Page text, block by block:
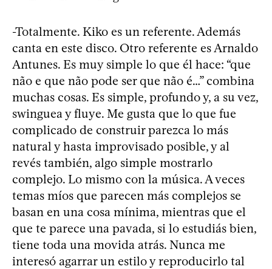
-Totalmente. Kiko es un referente. Además
canta en este disco. Otro referente es Arnaldo
Antunes. Es muy simple lo que él hace: “que
não e que não pode ser que não é…” combina
muchas cosas. Es simple, profundo y, a su vez,
swinguea y fluye. Me gusta que lo que fue
complicado de construir parezca lo más
natural y hasta improvisado posible, y al
revés también, algo simple mostrarlo
complejo. Lo mismo con la música. A veces
temas míos que parecen más complejos se
basan en una cosa mínima, mientras que el
que te parece una pavada, si lo estudiás bien,
tiene toda una movida atrás. Nunca me
interesó agarrar un estilo y reproducirlo tal